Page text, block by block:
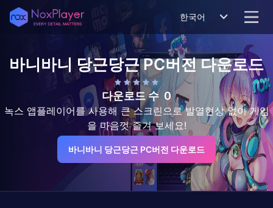
한국어
바니바니 당근당근PC버전 다운로드
다운로드 수 0
녹스 앱플레이어를 사용해 큰 스크린으로 발열현상 없이 게임
을 마음껏 즐겨 보세요!
바니바니 당근당근 PC버전 다운로드